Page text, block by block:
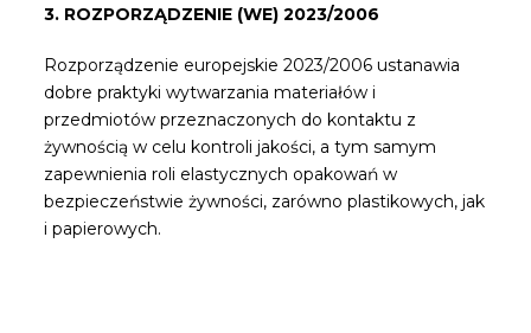
3. ROZPORZĄDZENIE (WE) 2023/2006
Rozporządzenie europejskie 2023/2006 ustanawia
dobre praktyki wytwarzania materiałów i
przedmiotów przeznaczonych do kontaktu z
żywnością w celu kontroli jakości, a tym samym
zapewnienia roli elastycznych opakowań w
bezpieczeństwie żywności, zarówno plastikowych, jak
i papierowych.